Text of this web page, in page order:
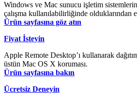
Windows ve Mac sunucu işletim
çalışma kullanılabilirliğinde olduklarından
Ürün sayfasına göz atın
Fiyat İsteyin
Apple Remote Desktop’ı kullanarak
üstün Mac OS X koruması.
Ürün sayfasına bakın
Ücretsiz Deneyin